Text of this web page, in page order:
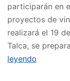
participarán en
proyectos de
realizará el 19
Talca, se
leyendo